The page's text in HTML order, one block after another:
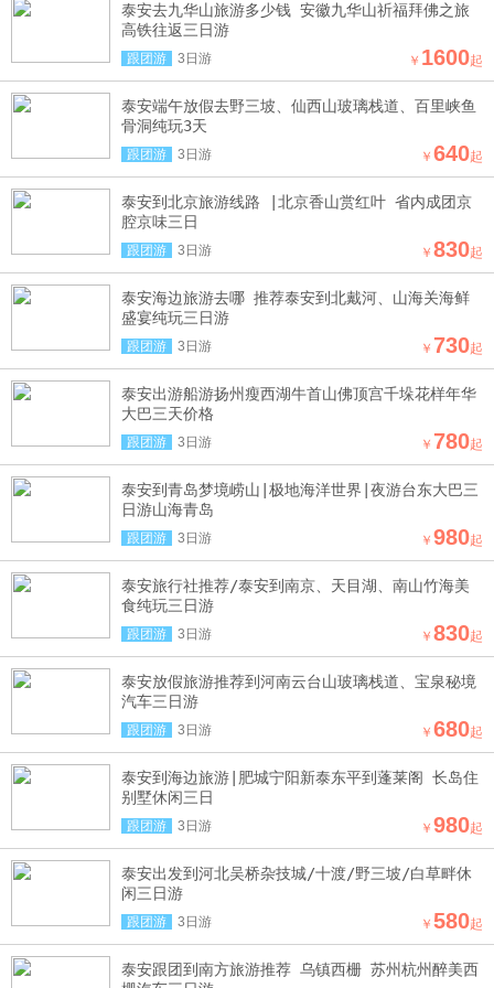
泰安去九华山旅游多少钱 安徽九华山祈福拜佛之旅
高铁往返三日游
跟团游 3日游 ￥ 1600起
泰安端午放假去野三坡、仙西山玻璃栈道、百里峡鱼
骨洞纯玩3天
跟团游 3日游 ￥ 640起
泰安到北京旅游线路 |北京香山赏红叶 省内成团京
腔京味三日
跟团游 3日游 ￥ 830起
泰安海边旅游去哪 推荐泰安到北戴河、山海关海鲜
盛宴纯玩三日游
跟团游 3日游 ￥ 730起
泰安出游船游扬州瘦西湖牛首山佛顶宫千垛花样年华
大巴三天价格
跟团游 3日游 ￥ 780起
泰安到青岛梦境崂山|极地海洋世界|夜游台东大巴三
日游山海青岛
跟团游 3日游 ￥ 980起
泰安旅行社推荐/泰安到南京、天目湖、南山竹海美
食纯玩三日游
跟团游 3日游 ￥ 830起
泰安放假旅游推荐到河南云台山玻璃栈道、宝泉秘境
汽车三日游
跟团游 3日游 ￥ 680起
泰安到海边旅游|肥城宁阳新泰东平到蓬莱阁 长岛住
别墅休闲三日
跟团游 3日游 ￥ 980起
泰安出发到河北吴桥杂技城/十渡/野三坡/白草畔休
闲三日游
跟团游 3日游 ￥ 580起
泰安跟团到南方旅游推荐 乌镇西栅 苏州杭州醉美西